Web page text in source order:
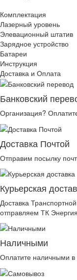
Комплектация
Лазерный уровень
Элевационный штатив
Зарядное устройство
Батареи
Инструкция
Доставка и Оплата
Банковский
Организация?
Доставка Почтой
Отправим посылку
Курьерская
Доставка
отправляем ТК
Наличными
Оплатите наличными